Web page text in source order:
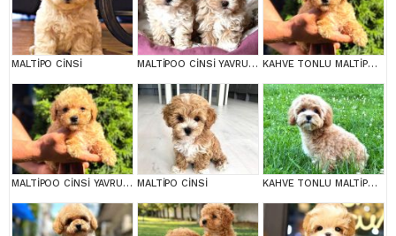
MALTİPO CİNSİ MALTİPOO CİNSİ YAVRULAR EV ÜRETİMİ KAHVE TONLU MALTİPOO CİNSİ YAVRULAR
MALTİPOO CİNSİ YAVRULAR EV ÜRETİMİ MALTİPO CİNSİ KAHVE TONLU MALTİPOO CİNSİ YAVRULAR